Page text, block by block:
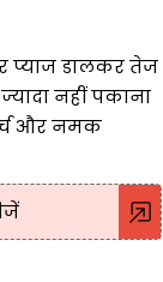
डालकर तेज
नहीं पकाना
और नमक